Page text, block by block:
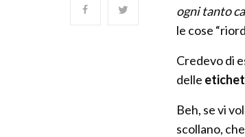
ogni tanto
le cose
Credevo di
delle
Beh, se vi
scollano,